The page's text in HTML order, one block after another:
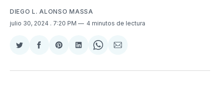
DIEGO L. ALONSO MASSA
julio 30, 2024 . 7:20 PM 4 minutos de lectura
Compartir
Twitter
Compartir
Facebook
Share
Pinterest
Compartir
LinkedIn
Share
WhatsApp
Compartir
Email